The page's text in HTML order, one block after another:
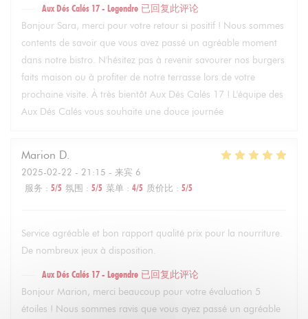
Aux Dés Calés 17 - Legendre 已回复此评论
Bonjour Sara, merci pour votre retour si positif ! Nous sommes
contents de savoir que vous avez passé un agréable moment
dans notre bistro. N'hésitez pas à revenir savourer nos burgers
faits maison ou à profiter de notre terrasse lors de votre
prochaine visite. À très bientôt Aux Dés Calés 17 ! L'équipe des
Aux Dés Calés vous souhaite une douce journée
Marion D
2025-02-22 - 21:15 - 来宾 6
服务 : 5/5 氛围 : 5/5 菜单 : 4/5 质价比 : 5/5
Service agréable et bon rapport qualité prix pour la nourriture.
De nombreux jeux à disposition.
Aux Dés Calés 17 - Legendre 已回复此评论
Bonjour Marion, merci beaucoup pour votre évaluation 5
étoiles ! Nous sommes ravis que vous ayez passé un agréable